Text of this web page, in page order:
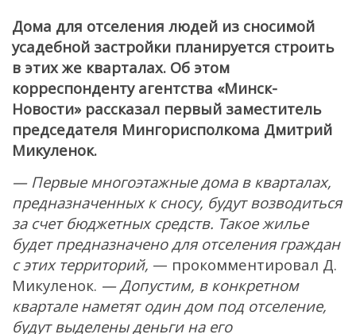
Дома для отселения людей из сносимой
усадебной застройки планируется строить
в этих же кварталах. Об этом
корреспонденту агентства «Минск-
Новости» рассказал первый заместитель
председателя Мингорисполкома Дмитрий
Микуленок.
— Первые многоэтажные дома в кварталах,
предназначенных к сносу, будут возводиться
за счет бюджетных средств. Такое жилье
будет предназначено для отселения граждан
с этих территорий, — прокомментировал Д.
Микуленок. — Допустим, в конкретном
квартале наметят один дом под отселение,
будут выделены деньги на его